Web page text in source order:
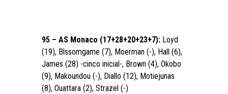
95 – AS Monaco (17+28+20+23+7): Loyd
(19), Blssomgame (7), Moerman (-), Hall (6),
James (28) -cinco inicial-, Brown (4), Okobo
(9), Makoundou (-), Diallo (12), Motiejunas
(8), Ouattara (2), Strazel (-)